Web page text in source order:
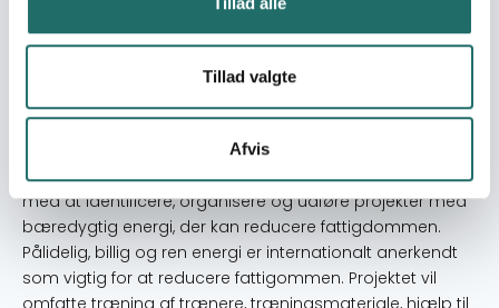
Tillad valgte
Afvis
projektet styrke kapaciteten af ud-valgte NGOer i
Bangladesh, Sri Lanka, Nepal og Indien, som arbejder
med fattige befolk-ningsgrupper for at hjælpe disse
med at identificere, organisere og udføre projekter med
bæredygtig energi, der kan reducere fattigdommen.
Pålidelig, billig og ren energi er internationalt anerkendt
som vigtig for at reducere fattigommen. Projektet vil
omfatte træning af trænere, træningsmateriale, hjælp til